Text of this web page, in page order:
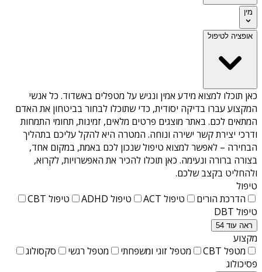
מין
אופציה לטיפול
כאן תוכלו למצוא מידע אמין ונגיש על מטפלים באשדוד. כל אנשי
המקצוע עברו בדיקה יסודית, כדי שתוכלו לבחור בביטחון את האדם
המתאים לכם. באתר מוצגים פרטים מלאים, זמינות, תחומי התמחות
ודרכי יצירת קשר ישירה ונוחה. המטרה היא להקל עליכם בתהליך
הבחירה – לאפשר למצוא טיפול שנכון לכם באמת, במקום אחד,
בצורה ברורה ונעימה. כאן תוכלו להכיר את האפשרויות, לקרוא,
ולהחליט בקצב שלכם.
טיפול
הדרכת הורים
טיפול ACT טיפול ADHD
טיפול CBT
טיפול DBT
ראה עוד 54
מקצוע
מטפל CBT
מטפל זוגי ומשפחתי מטפל רגשי
סקסולוג
פסיכולוג